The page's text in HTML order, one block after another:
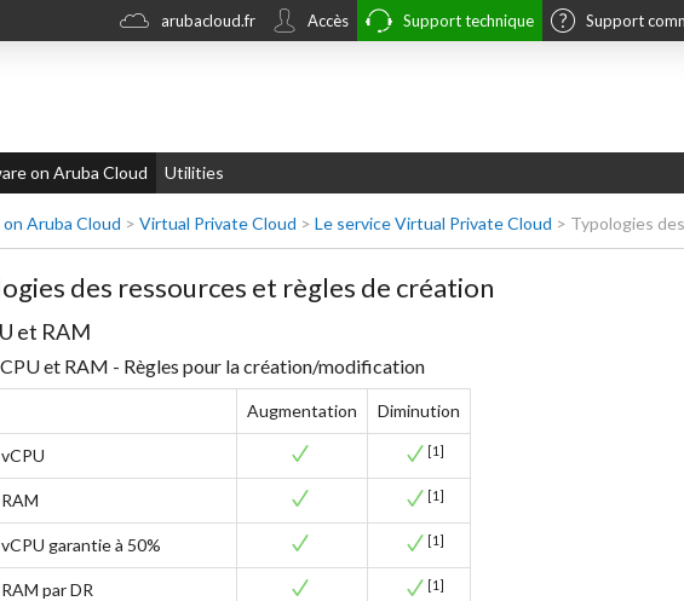
arubacloud.fr Accès Support technique Support
on Aruba Cloud Utilities
Aruba Cloud > Virtual Private Cloud > Le service Virtual Private Cloud > Typologies
des ressources et règles de création
et RAM
et RAM - Règles pour la création/modification
Augmentation Diminution
vCPU [1]
RAM [1]
vCPU garantie à 50% [1]
RAM par DR [1]